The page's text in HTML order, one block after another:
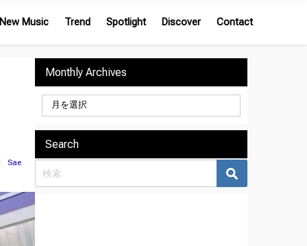
New Music Trend Spotlight Discover Contact
Sae
Monthly Archives
Search